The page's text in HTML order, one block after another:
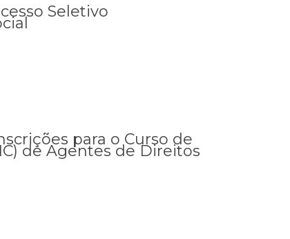
Seletivo
para o Curso de
de Agentes de Direitos